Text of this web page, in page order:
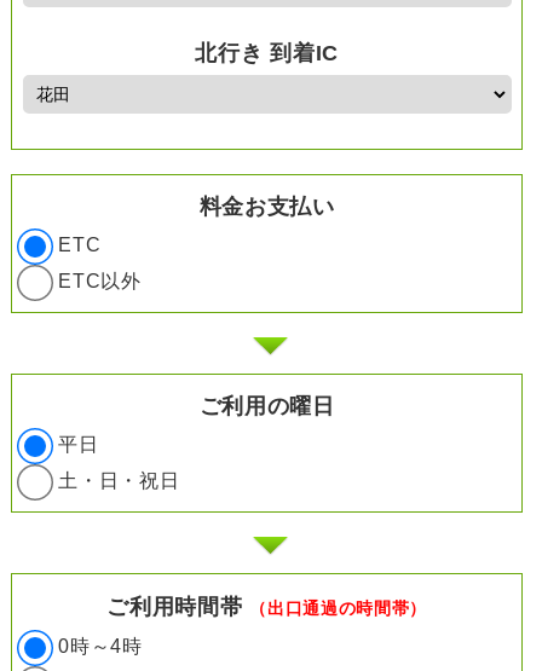
北行き 到着IC
料金お支払い
ETC
ETC以外
ご利用の曜日
平日
土・日・祝日
ご利用時間帯 （出口通過の時間帯）
0時～4時